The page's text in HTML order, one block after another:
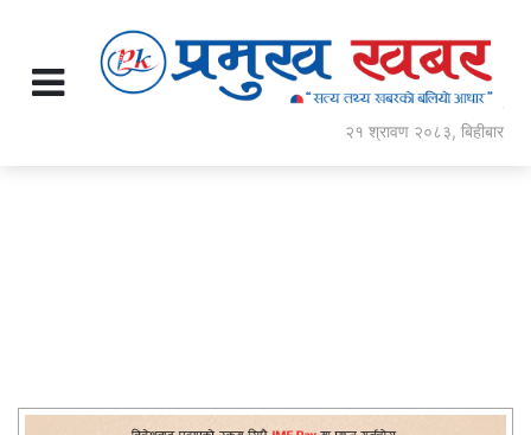
२१ श्रावण २०८३, बिहीबार